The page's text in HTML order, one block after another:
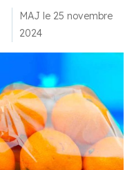
MAJ le 25 novembre
2024